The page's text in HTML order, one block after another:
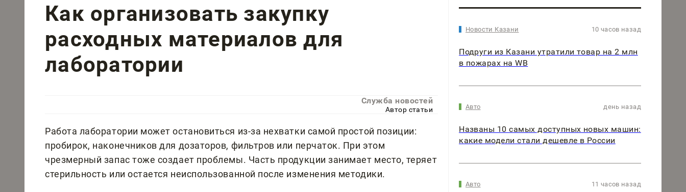
Как организовать закупку
расходных материалов для
лаборатории
Служба новостей
Автор статьи
Работа лаборатории может остановиться из-за нехватки самой простой позиции:
пробирок, наконечников для дозаторов, фильтров или перчаток. При этом
чрезмерный запас тоже создает проблемы. Часть продукции занимает место, теряет
стерильность или остается неиспользованной после изменения методики.
Новости Казани 10 часов назад
Подруги из Казани утратили товар на 2 млн
в пожарах на WB
Авто день назад
Названы 10 самых доступных новых машин:
какие модели стали дешевле в России
Авто 11 часов назад